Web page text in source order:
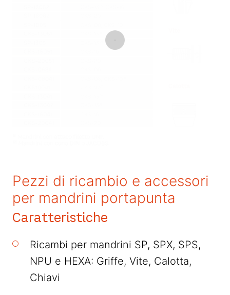
Pezzi di ricambio e accessori
per mandrini portapunta
Caratteristiche
Ricambi per mandrini SP, SPX, SPS,
NPU e HEXA: Griffe, Vite, Calotta,
Chiavi